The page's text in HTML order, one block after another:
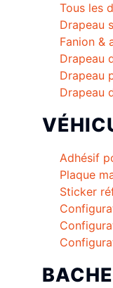
Tous les
Drapeau
Fanion &
Drapeau
Drapeau
Drapeau
Adhésif
Plaque
Sticker